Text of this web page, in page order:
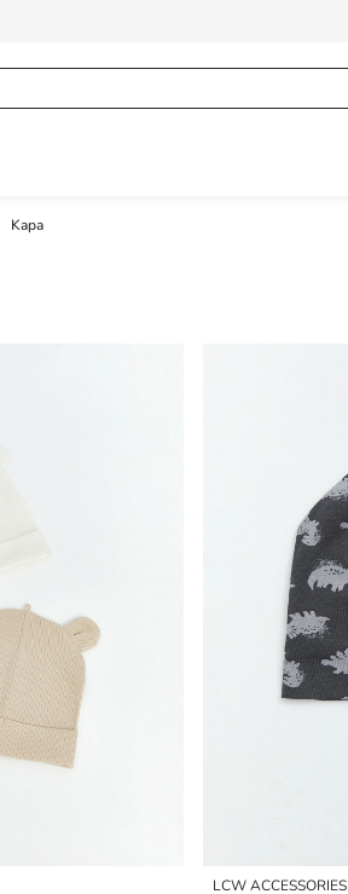
Kapa
LCW ACCESSORIES